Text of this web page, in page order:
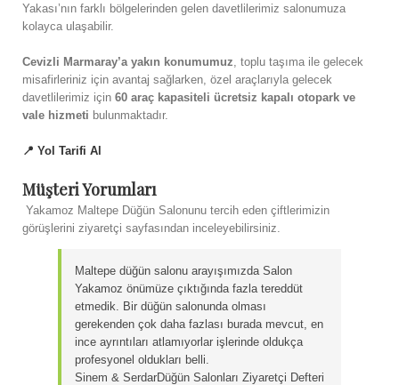
Yakası’nın farklı bölgelerinden gelen davetlilerimiz salonumuza
kolayca ulaşabilir.
Cevizli Marmaray’a yakın konumumuz , toplu taşıma ile gelecek
misafirleriniz için avantaj sağlarken, özel araçlarıyla gelecek
davetlilerimiz için 60 araç kapasiteli ücretsiz kapalı otopark ve
vale hizmeti bulunmaktadır.
📍 Yol Tarifi Al
Müşteri Yorumları
Yakamoz Maltepe Düğün Salonunu tercih eden çiftlerimizin
görüşlerini ziyaretçi sayfasından inceleyebilirsiniz.
Maltepe düğün salonu arayışımızda Salon
Yakamoz önümüze çıktığında fazla tereddüt
etmedik. Bir düğün salonunda olması
gerekenden çok daha fazlası burada mevcut, en
ince ayrıntıları atlamıyorlar işlerinde oldukça
profesyonel oldukları belli.
Sinem & SerdarDüğün Salonları Ziyaretçi Defteri